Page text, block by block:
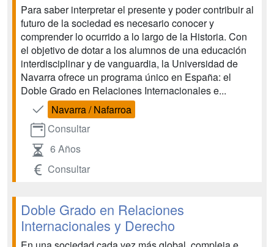
Para saber interpretar el presente y poder contribuir al
futuro de la sociedad es necesario conocer y
comprender lo ocurrido a lo largo de la Historia. Con
el objetivo de dotar a los alumnos de una educación
interdisciplinar y de vanguardia, la Universidad de
Navarra ofrece un programa único en España: el
Doble Grado en Relaciones Internacionales e...
Navarra / Nafarroa
Consultar
6 Años
Consultar
Doble Grado en Relaciones
Internacionales y Derecho